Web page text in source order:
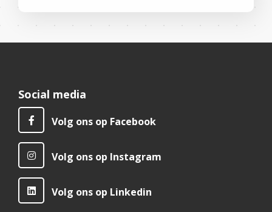
Social media
Volg ons op Facebook
Volg ons op Instagram
Volg ons op Linkedin